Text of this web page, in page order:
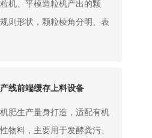
、平模造粒机产出的颗
则形状，颗粒棱角分明、表
高、易破碎，堆放运输中极
抛光，通过专属机械作业原
升肥料圆度，是有机肥生产
设备。 ...
线前端缓存上料设备
生产量身打造，适配有机
物料，主要用于发酵粪污、